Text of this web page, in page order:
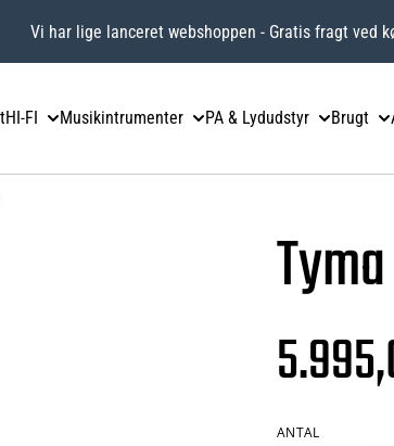
Vi har lige lanceret webshoppen - Gratis fragt ved
HI-FI Musikintrumenter PA & Lydudstyr Brugt
ANTAL